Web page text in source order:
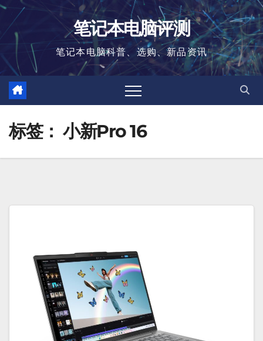
跳
至
笔记本电脑评测
笔记本电脑科普、选购、新品资讯
标签： 小新Pro 16